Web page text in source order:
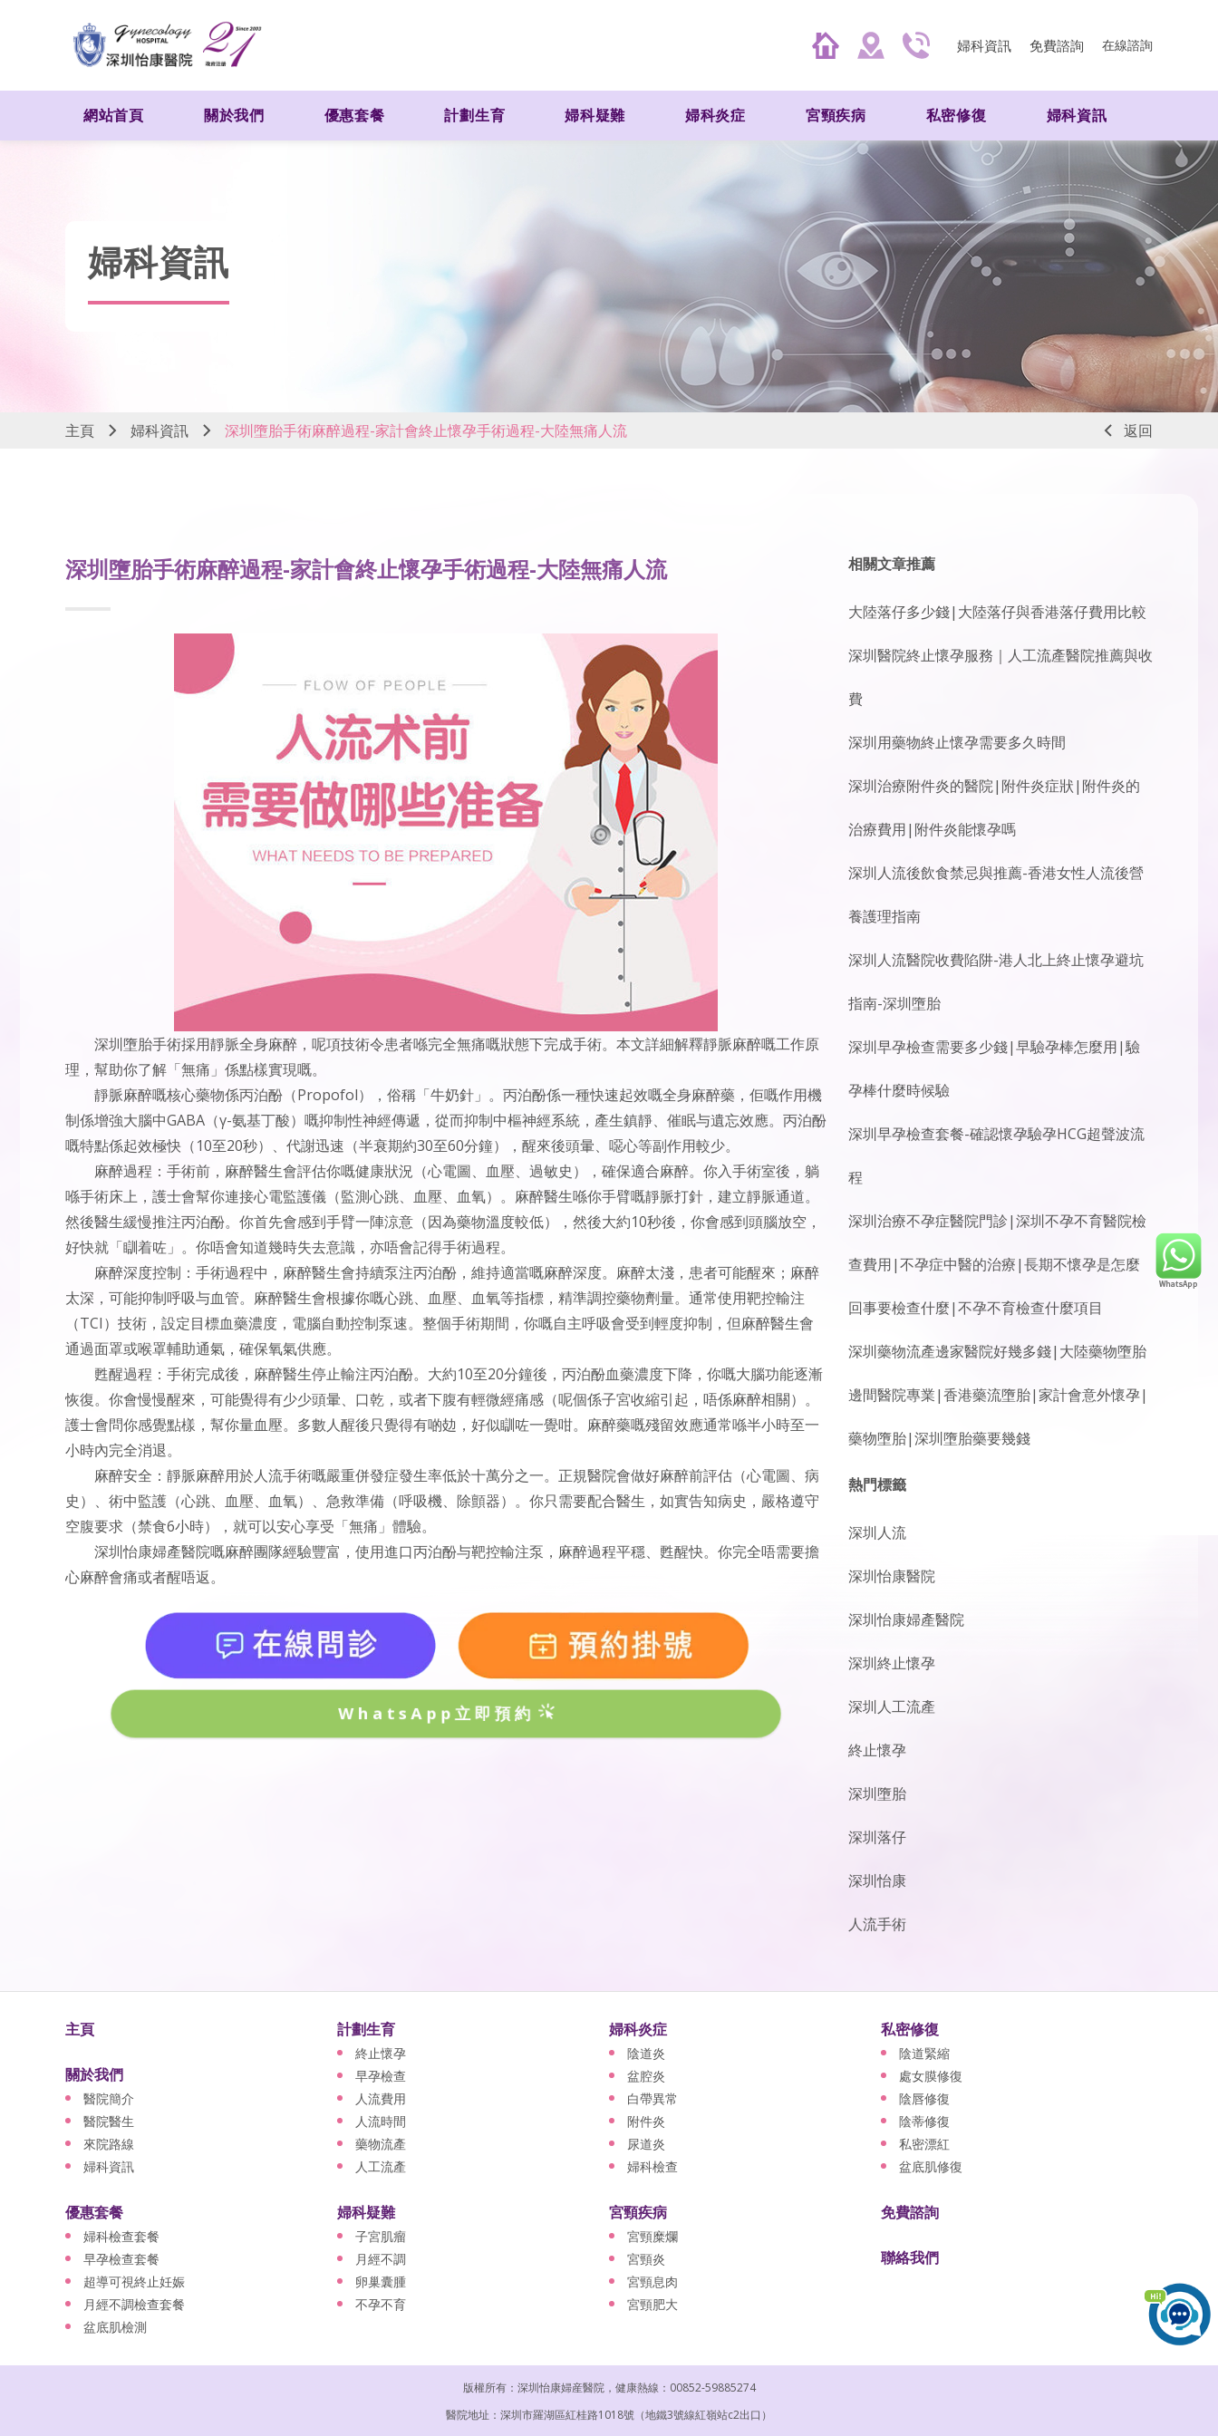
婦科資訊 免費諮詢 在線諮詢
網站首頁 關於我們 優惠套餐 計劃生育 婦科疑難 婦科炎症 宮頸疾病 私密修復 婦科資訊
婦科資訊
返回
主頁 婦科資訊 深圳墮胎手術麻醉過程-家計會終止懷孕手術過程-大陸無痛人流
深圳墮胎手術麻醉過程-家計會終止懷孕手術過程-大陸無痛人流
深圳墮胎手術採用靜脈全身麻醉，呢項技術令患者喺完全無痛嘅狀態下完成手術。本文詳細解釋靜脈麻醉嘅工作原
理，幫助你了解「無痛」係點樣實現嘅。
靜脈麻醉嘅核心藥物係丙泊酚（Propofol），俗稱「牛奶針」。丙泊酚係一種快速起效嘅全身麻醉藥，佢嘅作用機
制係增強大腦中GABA（γ-氨基丁酸）嘅抑制性神經傳遞，從而抑制中樞神經系統，產生鎮靜、催眠与遺忘效應。丙泊酚
嘅特點係起效極快（10至20秒）、代謝迅速（半衰期約30至60分鐘），醒來後頭暈、噁心等副作用較少。
麻醉過程：手術前，麻醉醫生會評估你嘅健康狀況（心電圖、血壓、過敏史），確保適合麻醉。你入手術室後，躺
喺手術床上，護士會幫你連接心電監護儀（監測心跳、血壓、血氧）。麻醉醫生喺你手臂嘅靜脈打針，建立靜脈通道。
然後醫生緩慢推注丙泊酚。你首先會感到手臂一陣涼意（因為藥物溫度較低），然後大約10秒後，你會感到頭腦放空，
好快就「瞓着咗」。你唔會知道幾時失去意識，亦唔會記得手術過程。
麻醉深度控制：手術過程中，麻醉醫生會持續泵注丙泊酚，維持適當嘅麻醉深度。麻醉太淺，患者可能醒來；麻醉
太深，可能抑制呼吸与血管。麻醉醫生會根據你嘅心跳、血壓、血氧等指標，精準調控藥物劑量。通常使用靶控輸注
（TCI）技術，設定目標血藥濃度，電腦自動控制泵速。整個手術期間，你嘅自主呼吸會受到輕度抑制，但麻醉醫生會
通過面罩或喉罩輔助通氣，確保氧氣供應。
甦醒過程：手術完成後，麻醉醫生停止輸注丙泊酚。大約10至20分鐘後，丙泊酚血藥濃度下降，你嘅大腦功能逐漸
恢復。你會慢慢醒來，可能覺得有少少頭暈、口乾，或者下腹有輕微經痛感（呢個係子宮收縮引起，唔係麻醉相關）。
護士會問你感覺點樣，幫你量血壓。多數人醒後只覺得有啲攰，好似瞓咗一覺咁。麻醉藥嘅殘留效應通常喺半小時至一
小時內完全消退。
麻醉安全：靜脈麻醉用於人流手術嘅嚴重併發症發生率低於十萬分之一。正規醫院會做好麻醉前評估（心電圖、病
史）、術中監護（心跳、血壓、血氧）、急救準備（呼吸機、除顫器）。你只需要配合醫生，如實告知病史，嚴格遵守
空腹要求（禁食6小時），就可以安心享受「無痛」體驗。
深圳怡康婦產醫院嘅麻醉團隊經驗豐富，使用進口丙泊酚与靶控輸注泵，麻醉過程平穩、甦醒快。你完全唔需要擔
心麻醉會痛或者醒唔返。
WhatsApp立即預約
相關文章推薦
大陸落仔多少錢|大陸落仔與香港落仔費用比較
深圳醫院終止懷孕服務｜人工流產醫院推薦與收
費
深圳用藥物終止懷孕需要多久時間
深圳治療附件炎的醫院|附件炎症狀|附件炎的
治療費用|附件炎能懷孕嗎
深圳人流後飲食禁忌與推薦-香港女性人流後營
養護理指南
深圳人流醫院收費陷阱-港人北上終止懷孕避坑
指南-深圳墮胎
深圳早孕檢查需要多少錢|早驗孕棒怎麼用|驗
孕棒什麼時候驗
深圳早孕檢查套餐-確認懷孕驗孕HCG超聲波流
程
深圳治療不孕症醫院門診|深圳不孕不育醫院檢
查費用|不孕症中醫的治療|長期不懷孕是怎麼
回事要檢查什麼|不孕不育檢查什麼項目
深圳藥物流產邊家醫院好幾多錢|大陸藥物墮胎
邊間醫院專業|香港藥流墮胎|家計會意外懷孕|
藥物墮胎|深圳墮胎藥要幾錢
熱門標籤
深圳人流
深圳怡康醫院
深圳怡康婦產醫院
深圳終止懷孕
深圳人工流產
終止懷孕
深圳墮胎
深圳落仔
深圳怡康
人流手術
主頁
關於我們
醫院簡介
醫院醫生
來院路線
婦科資訊
優惠套餐
婦科檢查套餐
早孕檢查套餐
超導可視終止妊娠
月經不調檢查套餐
盆底肌檢測
計劃生育
終止懷孕
早孕檢查
人流費用
人流時間
藥物流產
人工流產
婦科疑難
子宮肌瘤
月經不調
卵巢囊腫
不孕不育
婦科炎症
陰道炎
盆腔炎
白帶異常
附件炎
尿道炎
婦科檢查
宮頸疾病
宮頸糜爛
宮頸炎
宮頸息肉
宮頸肥大
私密修復
陰道緊縮
處女膜修復
陰唇修復
陰蒂修復
私密漂紅
盆底肌修復
免費諮詢
聯絡我們
版權所有：深圳怡康婦産醫院，健康熱線：00852-59885274
醫院地址：深圳市羅湖區紅桂路1018號（地鐵3號線紅嶺站c2出口）